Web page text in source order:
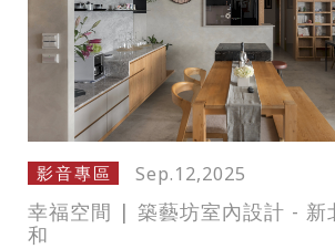
影音專區 Sep.12,2025
幸福空間 | 築藝坊室內設計 - 新北中和 映象太
和